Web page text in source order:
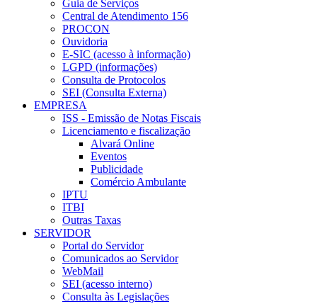
Guia de Serviços
Central de Atendimento 156
PROCON
Ouvidoria
E-SIC (acesso à informação)
LGPD (informações)
Consulta de Protocolos
SEI (Consulta Externa)
EMPRESA
ISS - Emissão de Notas Fiscais
Licenciamento e fiscalização
Alvará Online
Eventos
Publicidade
Comércio Ambulante
IPTU
ITBI
Outras Taxas
SERVIDOR
Portal do Servidor
Comunicados ao Servidor
WebMail
SEI (acesso interno)
Consulta às Legislações